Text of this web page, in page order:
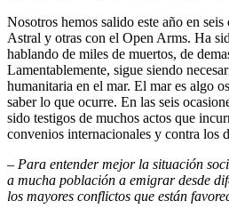
Nosotros hemos salido este año en
Astral y otras con el Open Arms. Ha
hablando de miles de muertos, de
Lamentablemente, sigue siendo
humanitaria en el mar. El mar es algo
saber lo que ocurre. En las seis
sido testigos de muchos actos que
convenios internacionales y contra los
– Para entender mejor la situación
a mucha población a emigrar desde
los mayores conflictos que están